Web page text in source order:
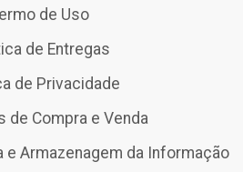
de Uso
de Entregas
de Privacidade
de Compra e Venda
e Armazenagem da Informação